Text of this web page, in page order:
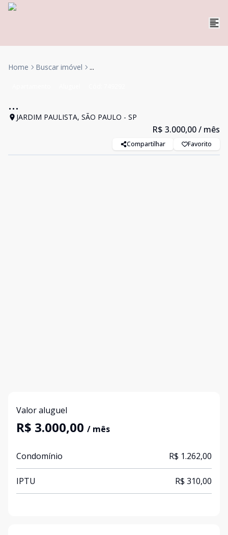
Home Buscar imóvel ...
...
JARDIM PAULISTA, SÃO PAULO - SP
R$ 3.000,00/ mês
Compartilhar Favorito
Valor aluguel
R$ 3.000,00 / mês
Condomínio R$ 1.262,00
IPTU R$ 310,00